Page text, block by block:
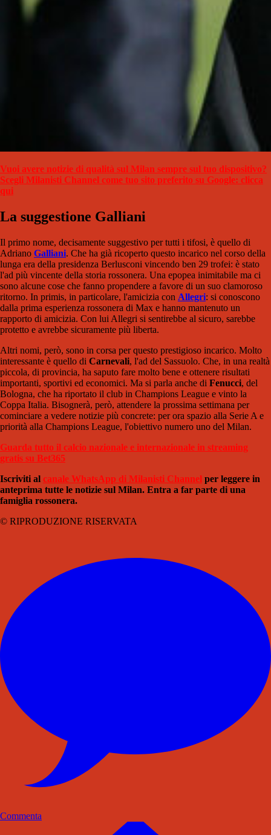
Vuoi avere notizie di qualità sul Milan sempre sul tuo dispositivo?
Scegli Milanisti Channel come tuo sito preferito su Google: clicca
qui
La suggestione Galliani
Il primo nome, decisamente suggestivo per tutti i tifosi, è quello di
Adriano Galliani. Che ha già ricoperto questo incarico nel corso della
lunga era della presidenza Berlusconi vincendo ben 29 trofei: è stato
l'ad più vincente della storia rossonera. Una epopea inimitabile ma ci
sono alcune cose che fanno propendere a favore di un suo clamoroso
ritorno. In primis, in particolare, l'amicizia con Allegri: si conoscono
dalla prima esperienza rossonera di Max e hanno mantenuto un
rapporto di amicizia. Con lui Allegri si sentirebbe al sicuro, sarebbe
protetto e avrebbe sicuramente più liberta.
Altri nomi, però, sono in corsa per questo prestigioso incarico. Molto
interessante è quello di Carnevali, l'ad del Sassuolo. Che, in una realtà
piccola, di provincia, ha saputo fare molto bene e ottenere risultati
importanti, sportivi ed economici. Ma si parla anche di Fenucci, del
Bologna, che ha riportato il club in Champions League e vinto la
Coppa Italia. Bisognerà, però, attendere la prossima settimana per
cominciare a vedere notizie più concrete: per ora spazio alla Serie A e
priorità alla Champions League, l'obiettivo numero uno del Milan.
Guarda tutto il calcio nazionale e internazionale in streaming
gratis su Bet365
Iscriviti al canale WhatsApp di Milanisti Channel per leggere in
anteprima tutte le notizie sul Milan. Entra a far parte di una
famiglia rossonera.
© RIPRODUZIONE RISERVATA
Commenta